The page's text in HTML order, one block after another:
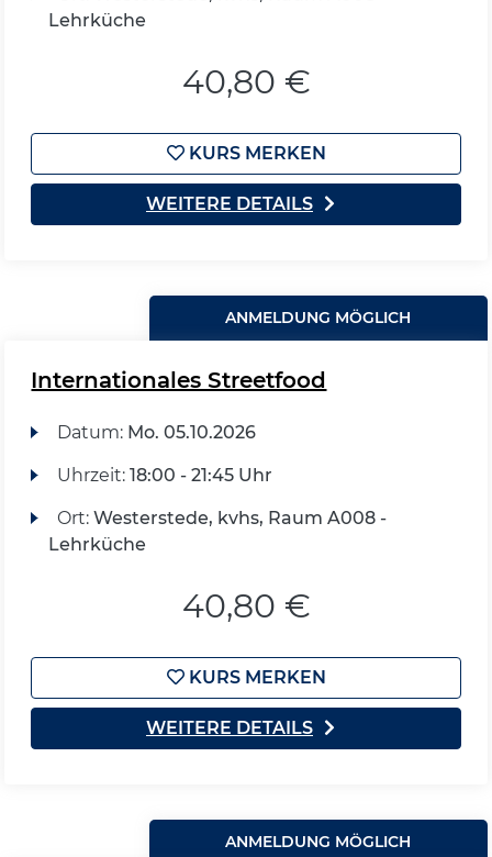
Lehrküche
40,80 €
KURS MERKEN
WEITERE DETAILS
ANMELDUNG MÖGLICH
Internationales Streetfood
Datum: Mo. 05.10.2026
Uhrzeit: 18:00 - 21:45 Uhr
Ort: Westerstede, kvhs, Raum A008 -
Lehrküche
40,80 €
KURS MERKEN
WEITERE DETAILS
ANMELDUNG MÖGLICH